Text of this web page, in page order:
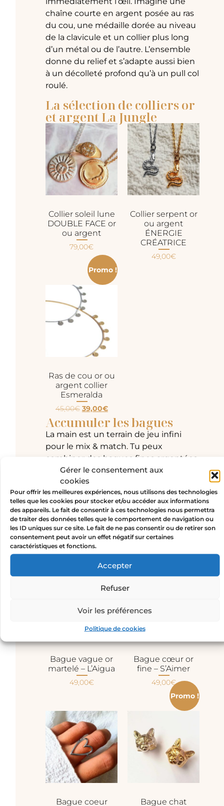
Gérer le consentement aux
cookies
Pour offrir les meilleures expériences, nous utilisons des technologies
telles que les cookies pour stocker et/ou accéder aux informations
des appareils. Le fait de consentir à ces technologies nous permettra
de traiter des données telles que le comportement de navigation ou
les ID uniques sur ce site. Le fait de ne pas consentir ou de retirer son
consentement peut avoir un effet négatif sur certaines
caractéristiques et fonctions.
Accepter
Refuser
Voir les préférences
Politique de cookies
chaîne courte en argent posée au ras
du cou, une médaille dorée au niveau
de la clavicule et un collier plus long
d’un métal ou de l’autre. L’ensemble
donne du relief et s’adapte aussi bien
à un décolleté profond qu’à un pull col
roulé.
La sélection de colliers or
et argent La Jungle
Collier soleil lune
DOUBLE FACE or
ou argent
79,00€
Collier serpent or
ou argent
ÉNERGIE
CRÉATRICE
49,00€
Promo !
Ras de cou or ou
argent collier
Esmeralda
45,00€ 39,00€
Accumuler les bagues
La main est un terrain de jeu infini
pour le mix & match. Tu peux
combiner des bagues fines argentées
à une bague dorée imposante, ou
bien superposer plusieurs anneaux en
alternant les métaux. L’effetstacking
est encore plus fort si tu varies les
textures : une bague martelée, une
autre lisse, une troisième brossée.
La sélection de bagues or
et argent La Jungle
Bague vague or
martelé – L’Aigua
49,00€
Bague cœur or
fine – S’Aimer
49,00€
Bague coeur
Promo !
Bague chat